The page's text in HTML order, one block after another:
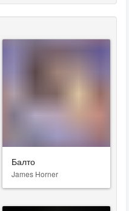
Балто
James Horner